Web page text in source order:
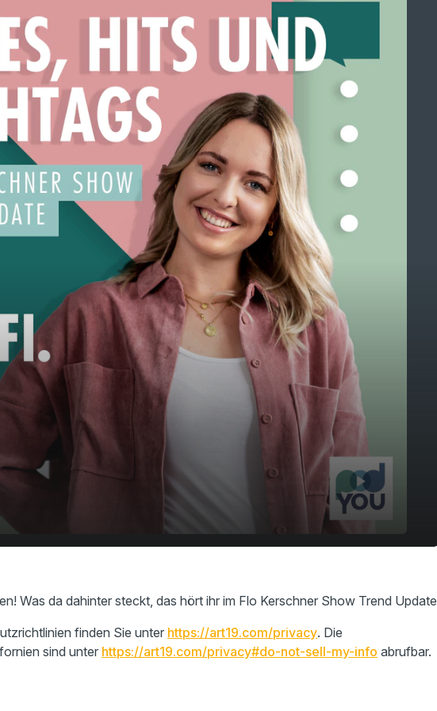
Was da dahinter steckt, das hört ihr im Flo Kerschner Show Trend Update
finden Sie unter https://art19.com/privacy. Die
sind unter https://art19.com/privacy#do-not-sell-my-info abrufbar.